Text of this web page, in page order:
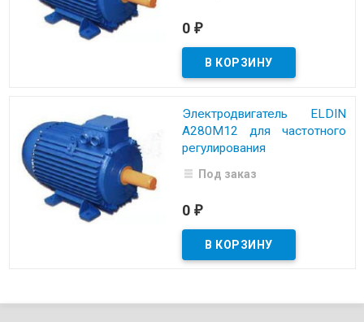
0 ₽
Электродвигатель ELDIN
A280M12 для частотного
регулирования
Под заказ
0 ₽